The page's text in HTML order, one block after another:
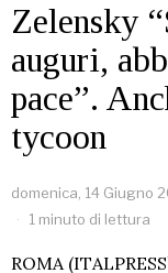
Zelensky
auguri,
pace”.
tycoon
domenica, 14 Giugno
1 minuto di lettura
ROMA